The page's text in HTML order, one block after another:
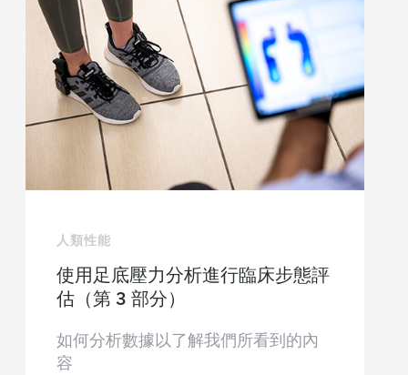
人類性能
使用足底壓力分析進行臨床步態評
估（第 3 部分）
如何分析數據以了解我們所看到的內
容